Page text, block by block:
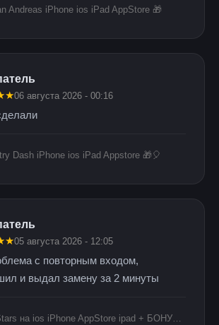
Andreas iPhone ios iPad AppStore 🎁
★06 августа 2026 - 00:16
Dash iPhone ios iPad Appstore 🎁🎈
★05 августа 2026 - 12:05
с повторным входом,
и выдал замену за 2 минуты
⚡️ Brawl Stars на ios iPhone AppStore ipad + БОНУС 🎁🎈